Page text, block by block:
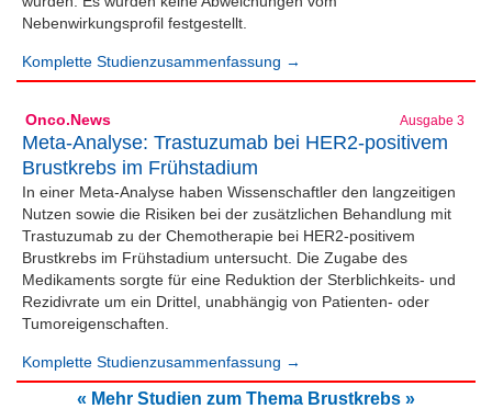
Nebenwirkungsprofil festgestellt.
Komplette Studienzusammenfassung →
Onco.News Ausgabe 3
Meta-Analyse: Trastuzumab bei HER2-positivem
Brustkrebs im Frühstadium
In einer Meta-Analyse haben Wissenschaftler den langzeitigen
Nutzen sowie die Risiken bei der zusätzlichen Behandlung mit
Trastuzumab zu der Chemotherapie bei HER2-positivem
Brustkrebs im Frühstadium untersucht. Die Zugabe des
Medikaments sorgte für eine Reduktion der Sterblichkeits- und
Rezidivrate um ein Drittel, unabhängig von Patienten- oder
Tumoreigenschaften.
Komplette Studienzusammenfassung →
« Mehr Studien zum Thema Brustkrebs »